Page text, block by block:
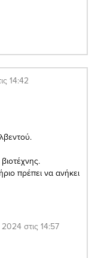
14:42
πρέπει να ανήκει
στις 14:57